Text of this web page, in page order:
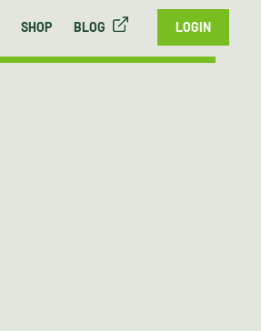
SHOP BLOG LOGIN